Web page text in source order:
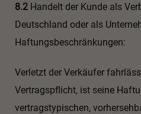
8.2 Handelt der Kunde als
Deutschland oder als
Haftungsbeschränkungen:
Verletzt der Verkäufer
Vertragspflicht, ist seine
vertragstypischen,